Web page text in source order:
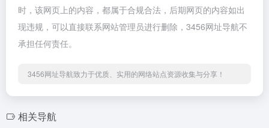
时，该网页上的内容，都属于合规合法，后期网页的内容如出
现违规，可以直接联系网站管理员进行删除，3456网址导航不
承担任何责任。
3456网址导航致力于优质、实用的网络站点资源收集与分享！
相关导航